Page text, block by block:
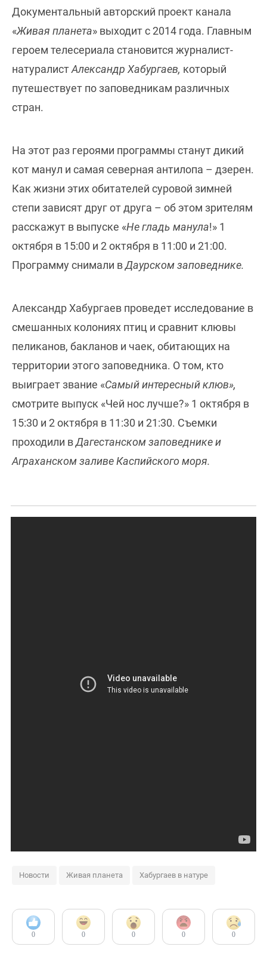
Документальный авторский проект канала
«Живая планета» выходит с 2014 года. Главным
героем телесериала становится журналист-
натуралистАлександр Хабургаев, который
путешествует по заповедникам различных
стран.
На этот раз героями программы станут дикий
кот манул и самая северная антилопа – дзерен.
Как жизни этих обитателей суровой зимней
степи зависят друг от друга – об этом зрителям
расскажут в выпуске «Не гладь манула!» 1
октября в 15:00 и 2 октября в 11:00 и 21:00.
Программу снимали вДаурском заповеднике.
Александр Хабургаев проведет исследование в
смешанных колониях птиц и сравнит клювы
пеликанов, бакланов и чаек, обитающих на
территории этого заповедника. О том, кто
выиграет звание «Самый интересный клюв»,
смотрите выпуск «Чей нос лучше?» 1 октября в
15:30 и 2 октября в 11:30 и 21:30. Съемки
проходили вДагестанском заповеднике и
Аграханском заливе Каспийского моря.
Новости Живая планета Хабургаев в натуре
0 0 0 0 0